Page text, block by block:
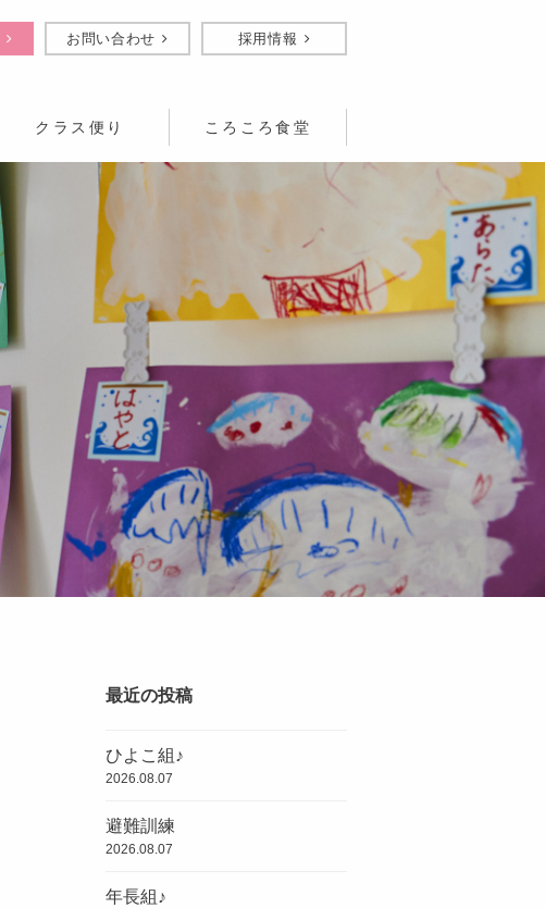
クラス便り ころころ食堂
お問い合わせ 採用情報
最近の投稿
ひよこ組♪
2026.08.07
避難訓練
2026.08.07
年長組♪